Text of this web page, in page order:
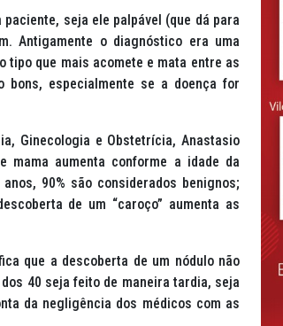
seja ele palpável (que dá para
Antigamente o diagnóstico era uma
tipo que mais acomete e mata entre as
especialmente se a doença for
Ginecologia e Obstetrícia, Anastasio
aumenta conforme a idade da
90% são considerados benignos;
de um “caroço” aumenta as
que a descoberta de um nódulo não
40 seja feito de maneira tardia, seja
da negligência dos médicos com as